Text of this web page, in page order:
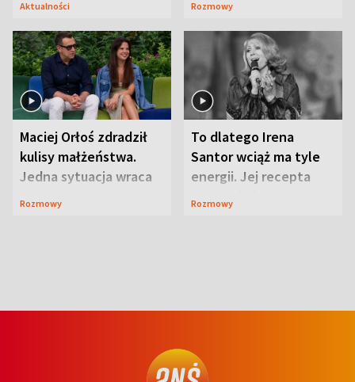
Aktualności Rozmowy
Maciej Orłoś zdradził
kulisy małżeństwa.
Jedna sytuacja wraca
jak bumerang
Rozmowy
To dlatego Irena
Santor wciąż ma tyle
energii. Jej recepta
jest zaskakująco
Rozmowy